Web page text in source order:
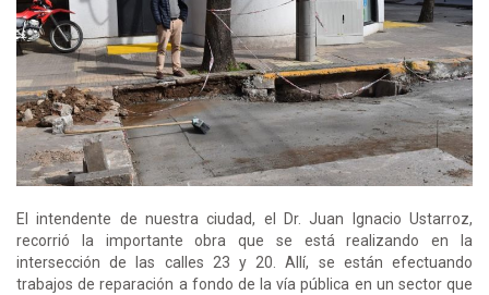
El intendente de nuestra ciudad, el Dr. Juan Ignacio Ustarroz,
recorrió la importante obra que se está realizando en la
intersección de las calles 23 y 20. Allí, se están efectuando
trabajos de reparación a fondo de la vía pública en un sector que